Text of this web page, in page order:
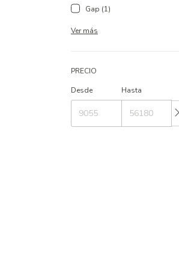
Gap (1)
Ver más
PRECIO
Desde
Hasta